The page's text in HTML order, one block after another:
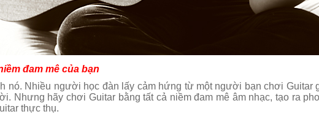
đam mê của bạn
nó. Nhiều người học đàn lấy cảm hứng từ một người bạn chơi Guitar
Nhưng hãy chơi Guitar bằng tất cả niềm đam mê âm nhạc, tạo ra
thực thụ.